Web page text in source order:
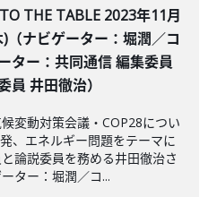
THE TABLE 2023年11月
（ナビゲーター：堀潤／コ
ター：共同通信 編集委員
員 井田徹治）
変動対策会議・COP28につい
、エネルギー問題をテーマに
論説委員を務める井田徹治さ
ター：堀潤／コ...